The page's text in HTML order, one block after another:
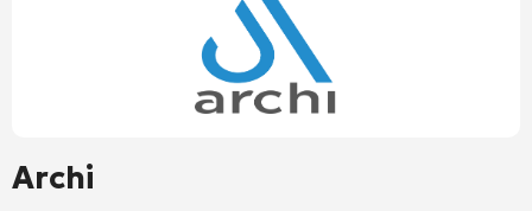
Archi